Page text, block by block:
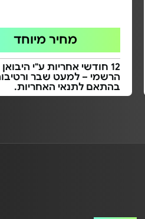
מחיר מיוחד
12 חודשי אחריות ע"י היבואן
הרשמי – למעט שבר
בהתאם לתנאי האחריות.